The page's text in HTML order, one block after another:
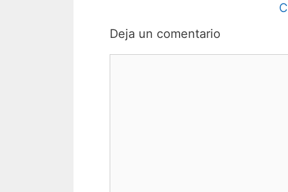
Deja un comentario